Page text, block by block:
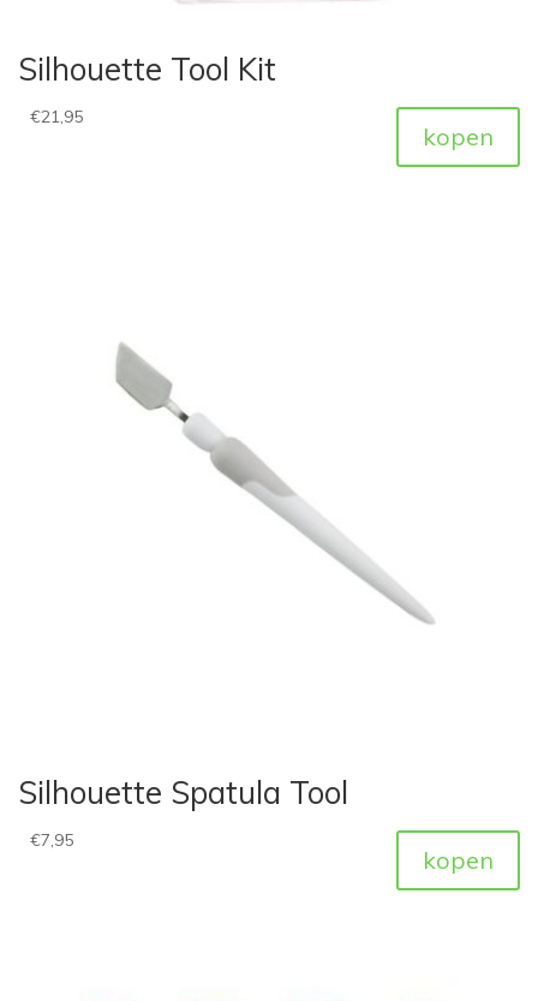
Silhouette Tool Kit
€21,95
kopen
Silhouette Spatula Tool
€7,95
kopen